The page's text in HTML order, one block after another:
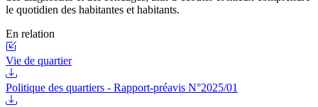
le quotidien des habitantes et habitants.
En relation
Vie de quartier
Politique des quartiers - Rapport-préavis N°2025/01